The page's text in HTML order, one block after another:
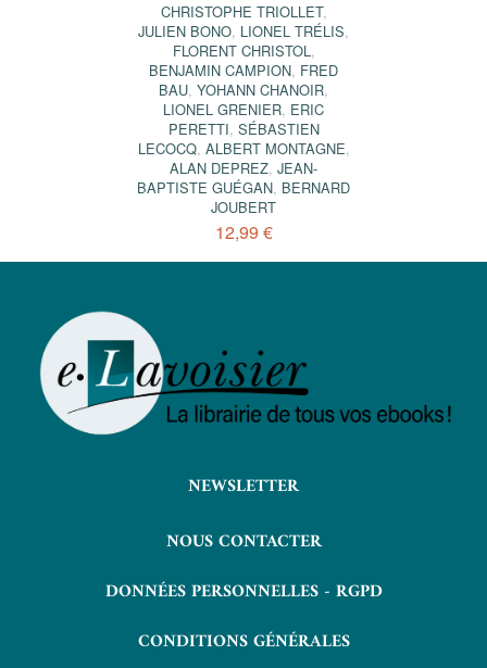
CHRISTOPHE TRIOLLET,
JULIEN BONO, LIONEL TRÉLIS,
FLORENT CHRISTOL,
BENJAMIN CAMPION, FRED
BAU, YOHANN CHANOIR,
LIONEL GRENIER, ERIC
PERETTI, SÉBASTIEN
LECOCQ, ALBERT MONTAGNE,
ALAN DEPREZ, JEAN-
BAPTISTE GUÉGAN, BERNARD
JOUBERT
12,99 €
NEWSLETTER
NOUS CONTACTER
DONNÉES PERSONNELLES - RGPD
CONDITIONS GÉNÉRALES